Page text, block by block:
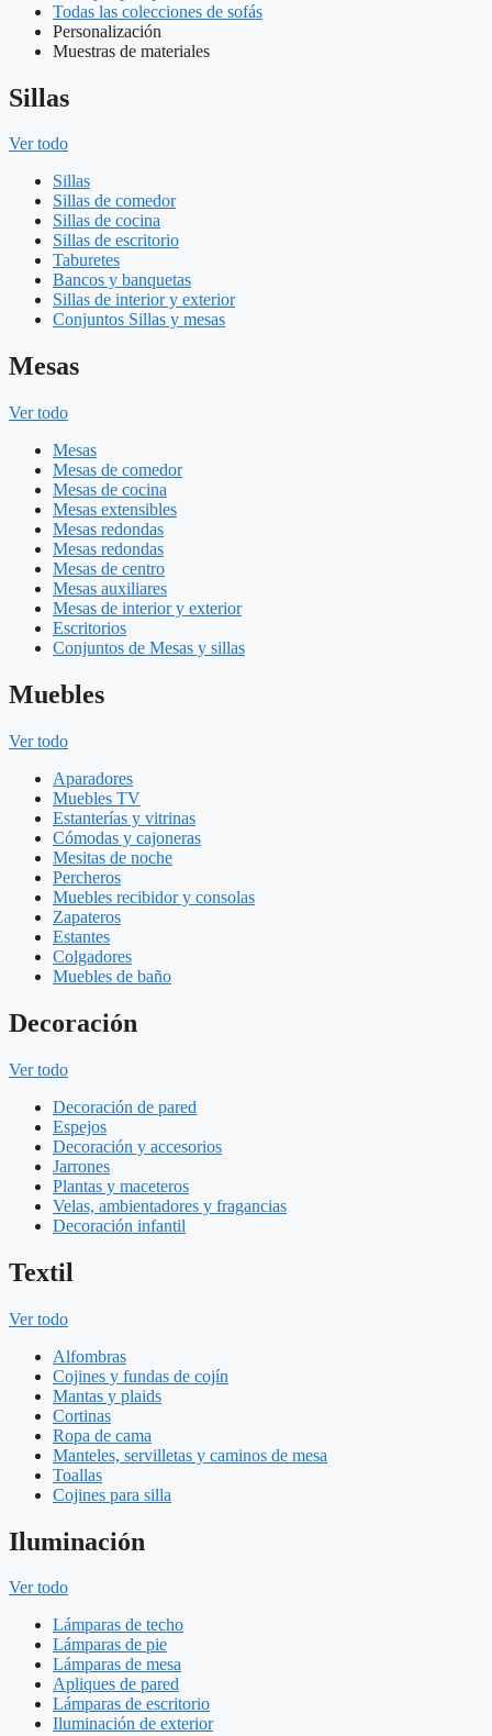
Todas las colecciones de sofás
Personalización
Muestras de materiales
Sillas
Ver todo
Sillas
Sillas de comedor
Sillas de cocina
Sillas de escritorio
Taburetes
Bancos y banquetas
Sillas de interior y exterior
Conjuntos Sillas y mesas
Mesas
Ver todo
Mesas
Mesas de comedor
Mesas de cocina
Mesas extensibles
Mesas redondas
Mesas redondas
Mesas de centro
Mesas auxiliares
Mesas de interior y exterior
Escritorios
Conjuntos de Mesas y sillas
Muebles
Ver todo
Aparadores
Muebles TV
Estanterías y vitrinas
Cómodas y cajoneras
Mesitas de noche
Percheros
Muebles recibidor y consolas
Zapateros
Estantes
Colgadores
Muebles de baño
Decoración
Ver todo
Decoración de pared
Espejos
Decoración y accesorios
Jarrones
Plantas y maceteros
Velas, ambientadores y fragancias
Decoración infantil
Textil
Ver todo
Alfombras
Cojines y fundas de cojín
Mantas y plaids
Cortinas
Ropa de cama
Manteles, servilletas y caminos de mesa
Toallas
Cojines para silla
Iluminación
Ver todo
Lámparas de techo
Lámparas de pie
Lámparas de mesa
Apliques de pared
Lámparas de escritorio
Iluminación de exterior